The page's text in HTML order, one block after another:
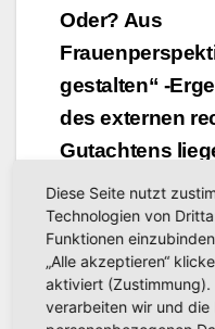
Oder? Aus
gestalten“ -
des externen
Gutachtens
Diese Seite nutzt
Technologien von
Funktionen
„Alle akzeptieren“
aktiviert (Zustimmung).
verarbeiten wir und